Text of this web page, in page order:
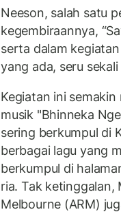
Neeson, salah satu
kegembiraannya,
serta dalam
yang ada, seru
Kegiatan ini
musik "Bhinneka
sering berkumpul di
berbagai lagu yang
berkumpul di
ria. Tak ketinggalan,
Melbourne (ARM)